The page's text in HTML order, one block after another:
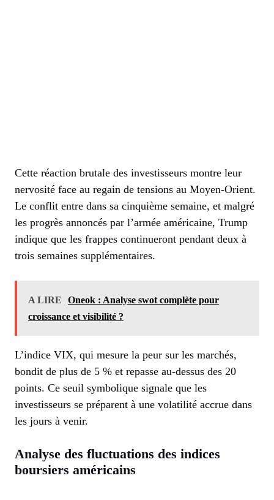
Cette réaction brutale des investisseurs montre leur
nervosité face au regain de tensions au Moyen-Orient.
Le conflit entre dans sa cinquième semaine, et malgré
les progrès annoncés par l’armée américaine, Trump
indique que les frappes continueront pendant deux à
trois semaines supplémentaires.
A LIRE
Oneok : Analyse swot complète pour
croissance et visibilité ?
L’indice VIX, qui mesure la peur sur les marchés,
bondit de plus de 5 % et repasse au-dessus des 20
points. Ce seuil symbolique signale que les
investisseurs se préparent à une volatilité accrue dans
les jours à venir.
Analyse des fluctuations des indices
boursiers américains